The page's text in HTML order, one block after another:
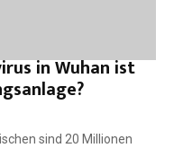
in Wuhan ist
sind 20 Millionen